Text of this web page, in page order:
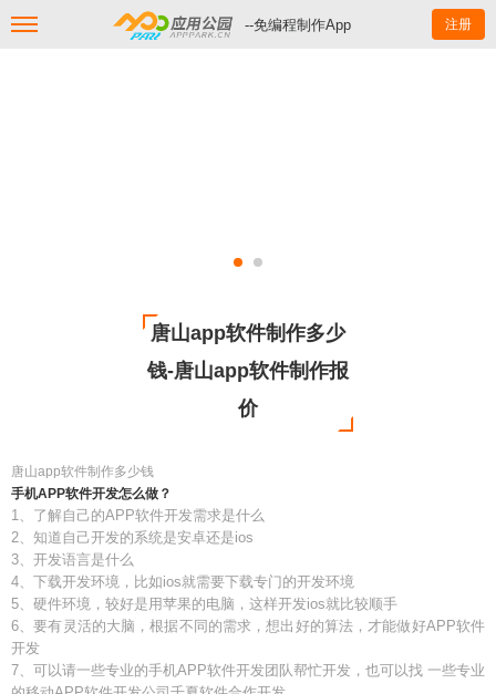
--免编程制作App 注册
唐山app软件制作多少
钱-唐山app软件制作报
价
唐山app软件制作多少钱
手机APP软件开发怎么做？
1、了解自己的APP软件开发需求是什么
2、知道自己开发的系统是安卓还是ios
3、开发语言是什么
4、下载开发环境，比如ios就需要下载专门的开发环境
5、硬件环境，较好是用苹果的电脑，这样开发ios就比较顺手
6、要有灵活的大脑，根据不同的需求，想出好的算法，才能做好APP软件
开发
7、可以请一些专业的手机APP软件开发团队帮忙开发，也可以找 一些专业